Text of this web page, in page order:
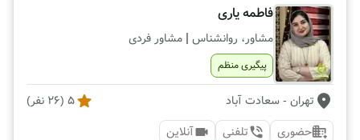
فاطمه یاری
مشاور، روانشناس | مشاور فردی
پیگیری منظم
تهران - سعادت آباد 5
(
26 نفر)
حضوری
تلفنی
آنلاین